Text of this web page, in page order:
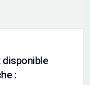
disponible
: